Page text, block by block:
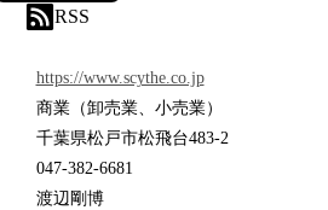
RSS
https://www.scythe.co.jp
商業（卸売業、小売業）
千葉県松戸市松飛台483-2
047-382-6681
渡辺剛博